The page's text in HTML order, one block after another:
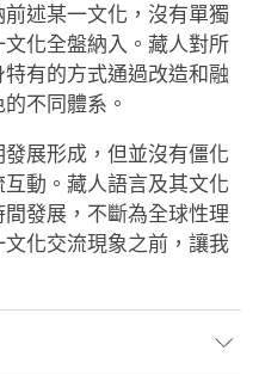
述某一文化，沒有單獨
化全盤納入。藏人對所
有的方式通過改造和融
不同體系。
展形成，但並沒有僵化
動。藏人語言及其文化
發展，不斷為全球性理
化交流現象之前，讓我